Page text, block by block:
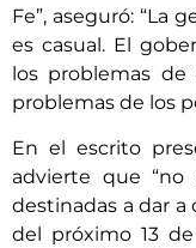
Fe”, aseguró: “La
es casual. El
los problemas
problemas de los
En el escrito
advierte que “no
destinadas a dar a
del próximo 13